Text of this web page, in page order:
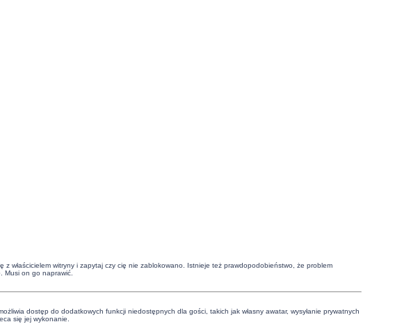
właścicielem witryny i zapytaj czy cię nie zablokowano. Istnieje też prawdopodobieństwo, że problem
Musi on go naprawić.
dostęp do dodatkowych funkcji niedostępnych dla gości, takich jak własny awatar, wysyłanie prywatnych
się jej wykonanie.